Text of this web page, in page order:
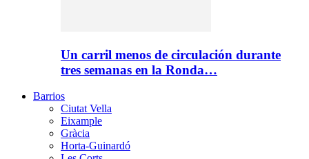
Un carril menos de circulación durante
tres semanas en la Ronda…
Barrios
Ciutat Vella
Eixample
Gràcia
Horta-Guinardó